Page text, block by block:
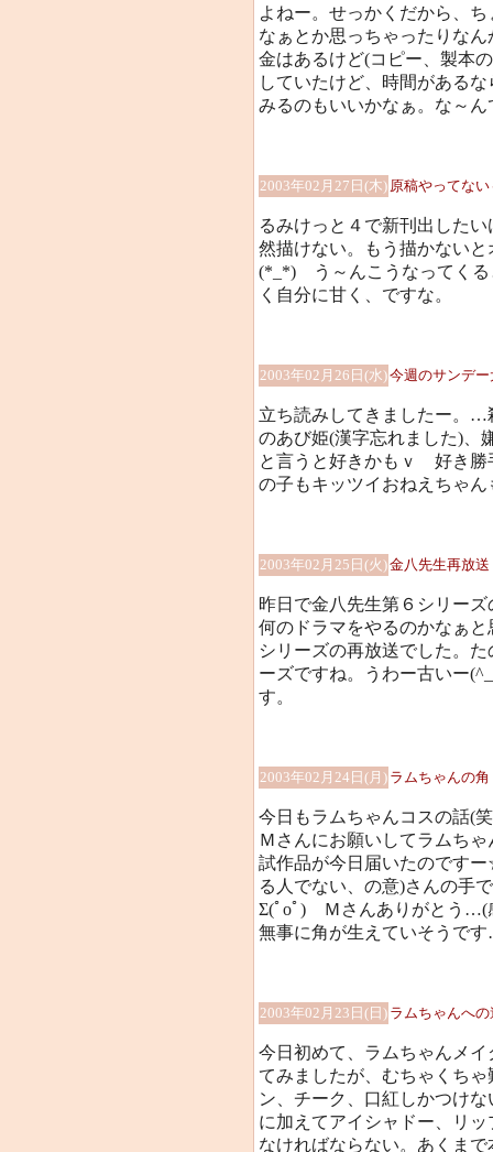
よねー。せっかくだから、
なぁとか思っちゃったりな
金はあるけど(コピー、製本
していたけど、時間がある
みるのもいいかなぁ。な～ん
2003年02月27日(木) 原稿やってない
るみけっと４で新刊出した
然描けない。もう描かない
(*_*) う～んこうなってくる
く自分に甘く、ですな。
2003年02月26日(水)今週のサンデ
立ち読みしてきましたー。
のあび姫(漢字忘れました)
と言うと好きかもｖ 好き
の子もキッツイおねえちゃん
2003年02月25日(火)金八先生再放送
昨日で金八先生第６シリー
何のドラマをやるのかなぁ
シリーズの再放送でした。
ーズですね。うわー古いー
す。
2003年02月24日(月) ラムちゃんの角
今日もラムちゃんコスの話(
Ｍさんにお願いしてラムち
試作品が今日届いたのです
る人でない、の意)さんの手
Σ(ﾟoﾟ) Ｍさんありがとう…(
無事に角が生えていそうで
2003年02月23日(日) ラムちゃんへ
今日初めて、ラムちゃんメ
てみましたが、むちゃくち
ン、チーク、口紅しかつけ
に加えてアイシャドー、リ
なければならない。あくま